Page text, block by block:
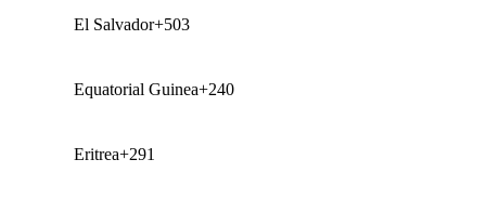
El Salvador+503
Equatorial Guinea+240
Eritrea+291